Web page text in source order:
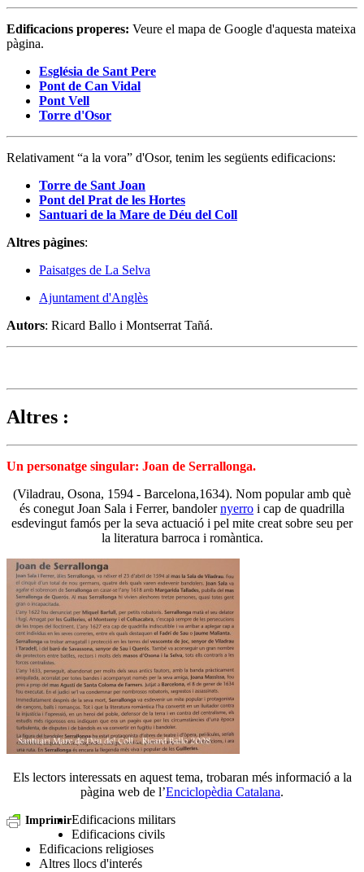
Edificacions properes: Veure el mapa de Google d'aquesta mateixa
pàgina.
Església de Sant Pere
Pont de Can Vidal
Pont Vell
Torre d'Osor
Relativament “a la vora” d'Osor, tenim les següents edificacions:
Torre de Sant Joan
Pont del Prat de les Hortes
Santuari de la Mare de Déu del Coll
Altres pàgines:
Paisatges de La Selva
Ajuntament d'Anglès
Autors: Ricard Ballo i Montserrat Tañá.
Altres :
Un personatge singular: Joan de Serrallonga.
(Viladrau, Osona, 1594 - Barcelona,1634). Nom popular amb què
és conegut Joan Sala i Ferrer, bandolernyerro i cap de quadrilla
esdevingut famós per la seva actuació i pel mite creat sobre seu per
la literatura barroca i romàntica.
Els lectors interessats en aquest tema, trobaran més informació a la
pàgina web de l’Enciclopèdia Catalana.
ImprimirEdificacions militars
Edificacions civils
Edificacions religioses
Altres llocs d'interés